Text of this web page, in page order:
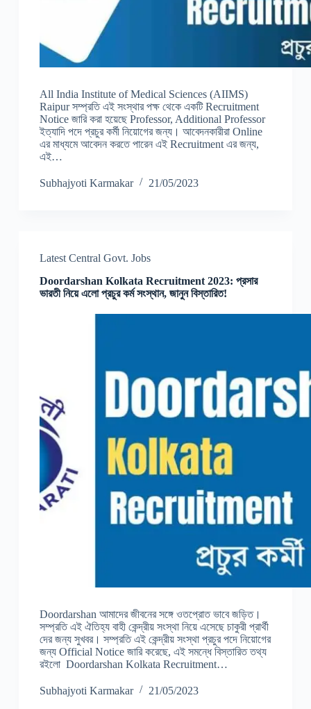
All India Institute of Medical Sciences (AIIMS)
Raipur সম্প্রতি এই সংস্থার পক্ষ থেকে একটি Recruitment
Notice জারি করা হয়েছে Professor, Additional Professor
ইত্যাদি পদে প্রচুর কর্মী নিয়োগের জন্য। আবেদনকারীরা Online
এর মাধ্যমে আবেদন করতে পারেন এই Recruitment এর জন্য,
এই…
Subhajyoti Karmakar 21/05/2023
Latest Central Govt. Jobs
Doordarshan Kolkata Recruitment 2023: প্রসার
ভারতী নিয়ে এলো প্রচুর কর্ম সংস্থান, জানুন বিস্তারিত!
Doordarshan আমাদের জীবনের সঙ্গে ওতপ্রোত ভাবে জড়িত।
সম্প্রতি এই ঐতিহ্য বাহী কেন্দ্রীয় সংস্থা নিয়ে এসেছে চাকুরী প্রার্থী
দের জন্য সুখবর। সম্প্রতি এই কেন্দ্রীয় সংস্থা প্রচুর পদে নিয়োগের
জন্য Official Notice জারি করেছে, এই সমন্ধে বিস্তারিত তথ্য
রইলো Doordarshan Kolkata Recruitment…
Subhajyoti Karmakar 21/05/2023